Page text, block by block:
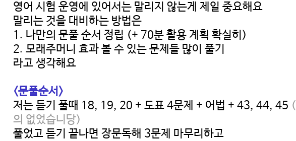
영어 시험 운영에 있어서는 말리지 않는게 제일 중요해요
말리는 것을 대비하는 방법은
1. 나만의 문풀 순서 정립 (+ 70분 활용 계획 확실히)
2. 모래주머니 효과 볼 수 있는 문제들 많이 풀기
라고 생각해요
<문풀순서>
저는 듣기 풀때 18, 19, 20 + 도표 4문제 + 어법 + 43, 44, 45
의 없었습니당)
풀었고 듣기 끝나면 장문독해 3문제 마무리하고